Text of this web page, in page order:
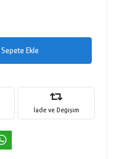
Sepete Ekle
İade ve Değişim